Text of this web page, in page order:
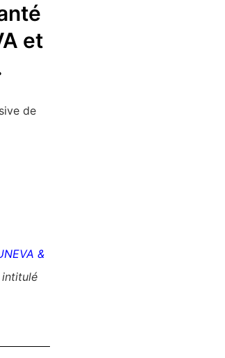
et
de
&